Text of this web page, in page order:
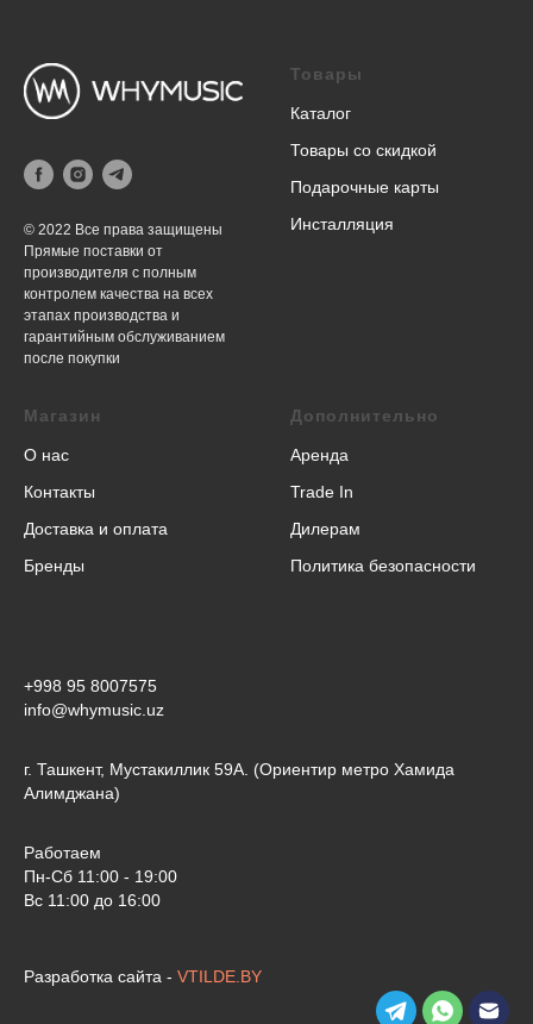
© 2022 Все права защищены
Прямые поставки от
производителя с полным
контролем качества на всех
этапах производства и
гарантийным обслуживанием
после покупки
Товары
Каталог
Товары со скидкой
Подарочные карты
Инсталляция
Магазин
О нас
Контакты
Доставка и оплата
Бренды
Дополнительно
Аренда
Trade In
Дилерам
Политика безопасности
+998 95 8007575
info@whymusic.uz
г. Ташкент, Мустакиллик 59А. (Ориентир метро Хамида
Алимджана)
Работаем
Пн-Сб 11:00 - 19:00
Вс 11:00 до 16:00
Разработка сайта - VTILDE.BY